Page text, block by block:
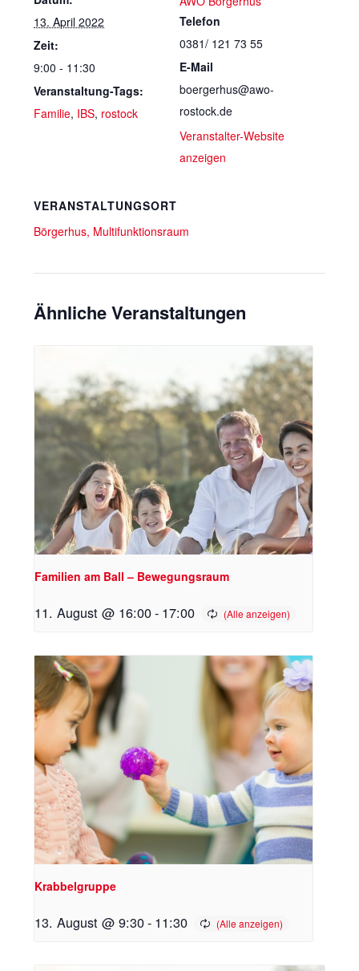
13. April 2022
Zeit:
9:00 - 11:30
Veranstaltung-Tags:
Familie, IBS, rostock
Telefon
0381/ 121 73 55
E-Mail
boergerhus@awo-
rostock.de
Veranstalter-Website
anzeigen
VERANSTALTUNGSORT
Börgerhus, Multifunktionsraum
Ähnliche Veranstaltungen
Familien am Ball – Bewegungsraum
11. August @ 16:00- 17:00
Krabbelgruppe
13. August @ 9:30- 11:30